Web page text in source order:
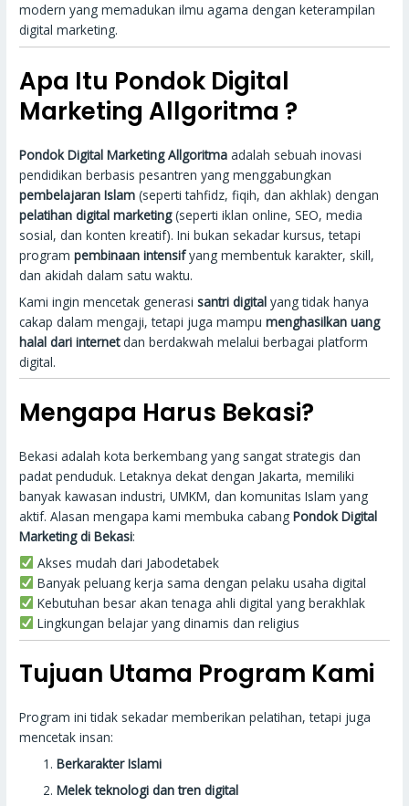
modern yang memadukan ilmu agama dengan keterampilan
digital marketing.
Apa Itu Pondok Digital
Marketing Allgoritma ?
Pondok Digital Marketing Allgoritma adalah sebuah inovasi
pendidikan berbasis pesantren yang menggabungkan
pembelajaran Islam (seperti tahfidz, fiqih, dan akhlak) dengan
pelatihan digital marketing(seperti iklan online, SEO, media
sosial, dan konten kreatif). Ini bukan sekadar kursus, tetapi
programpembinaan intensifyang membentuk karakter, skill,
dan akidah dalam satu waktu.
Kami ingin mencetak generasisantri digital yang tidak hanya
cakap dalam mengaji, tetapi juga mampumenghasilkan uang
halal dari internetdan berdakwah melalui berbagai platform
digital.
Mengapa Harus Bekasi?
Bekasi adalah kota berkembang yang sangat strategis dan
padat penduduk. Letaknya dekat dengan Jakarta, memiliki
banyak kawasan industri, UMKM, dan komunitas Islam yang
aktif. Alasan mengapa kami membuka cabangPondok Digital
Marketing di Bekasi:
Akses mudah dari Jabodetabek
Banyak peluang kerja sama dengan pelaku usaha digital
Kebutuhan besar akan tenaga ahli digital yang berakhlak
Lingkungan belajar yang dinamis dan religius
Tujuan Utama Program Kami
Program ini tidak sekadar memberikan pelatihan, tetapi juga
mencetak insan:
Berkarakter Islami
Melek teknologi dan tren digital